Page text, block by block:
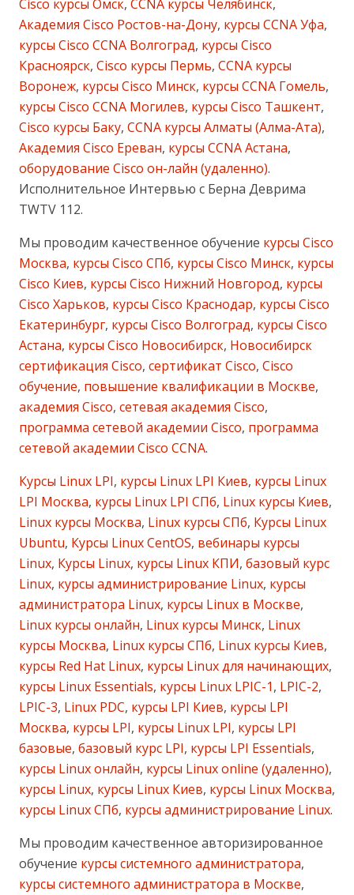
Cisco курсы Омск, CCNA курсы Челябинск,
Академия Cisco Ростов-на-Дону, курсы CCNA Уфа,
курсы Cisco CCNA Волгоград, курсы Cisco
Красноярск, Cisco курсы Пермь, CCNA курсы
Воронеж, курсы Cisco Минск, курсы CCNA Гомель,
курсы Cisco CCNA Могилев, курсы Cisco Ташкент,
Cisco курсы Баку, CCNA курсы Алматы (Алма-Ата),
Академия Cisco Ереван, курсы CCNA Астана,
оборудование Cisco он-лайн (удаленно).
Исполнительное Интервью с Берна Деврима
TWTV 112.
Мы проводим качественное обучение курсы Cisco
Москва, курсы Cisco СПб, курсы Cisco Минск, курсы
Cisco Киев, курсы Cisco Нижний Новгород, курсы
Cisco Харьков, курсы Cisco Краснодар, курсы Cisco
Екатеринбург, курсы Cisco Волгоград, курсы Cisco
Астана, курсы Cisco Новосибирск, Новосибирск
сертификация Cisco, сертификат Cisco, Cisco
обучение, повышение квалификации в Москве,
академия Cisco, сетевая академия Cisco,
программа сетевой академии Cisco, программа
сетевой академии Cisco CCNA.
Курсы Linux LPI, курсы Linux LPI Киев, курсы Linux
LPI Москва, курсы Linux LPI СПб, Linux курсы Киев,
Linux курсы Москва, Linux курсы СПб, Курсы Linux
Ubuntu, Курсы Linux CentOS, вебинары курсы
Linux, Курсы Linux, курсы Linux КПИ, базовый курс
Linux, курсы администрирование Linux, курсы
администратора Linux, курсы Linux в Москве,
Linux курсы онлайн, Linux курсы Минск, Linux
курсы Москва, Linux курсы СПб, Linux курсы Киев,
курсы Red Hat Linux, курсы Linux для начинающих,
курсы Linux Essentials, курсы Linux LPIC-1, LPIC-2,
LPIC-3, Linux PDC, курсы LPI Киев, курсы LPI
Москва, курсы LPI, курсы Linux LPI, курсы LPI
базовые, базовый курс LPI, курсы LPI Essentials,
курсы Linux онлайн, курсы Linux online (удаленно),
курсы Linux, курсы Linux Киев, курсы Linux Москва,
курсы Linux СПб, курсы администрирование Linux.
Мы проводим качественное авторизированное
обучение курсы системного администратора,
курсы системного администратора в Москве,